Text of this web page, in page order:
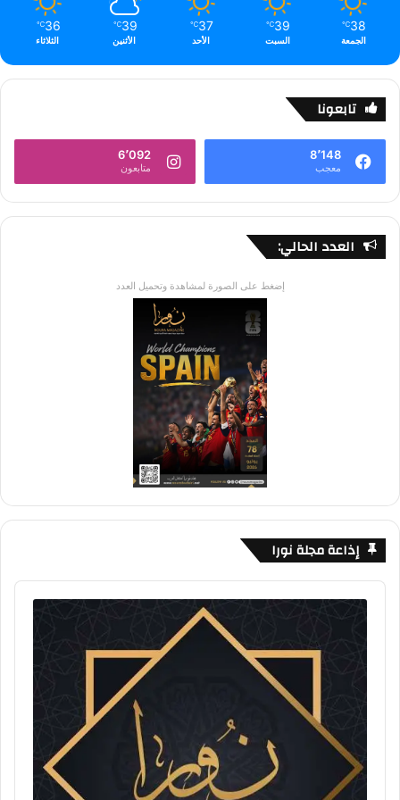
38
℃
الجمعة
39
℃
السبت
37
℃
الأحد
39
℃
الأثنين
36
℃
الثلاثاء
تابعونا
8٬148
معجب
6٬092
متابعون
العدد الحالي:
إضغط على الصورة لمشاهدة وتحميل العدد
إذاعة مجلة نورا
Audio
Player